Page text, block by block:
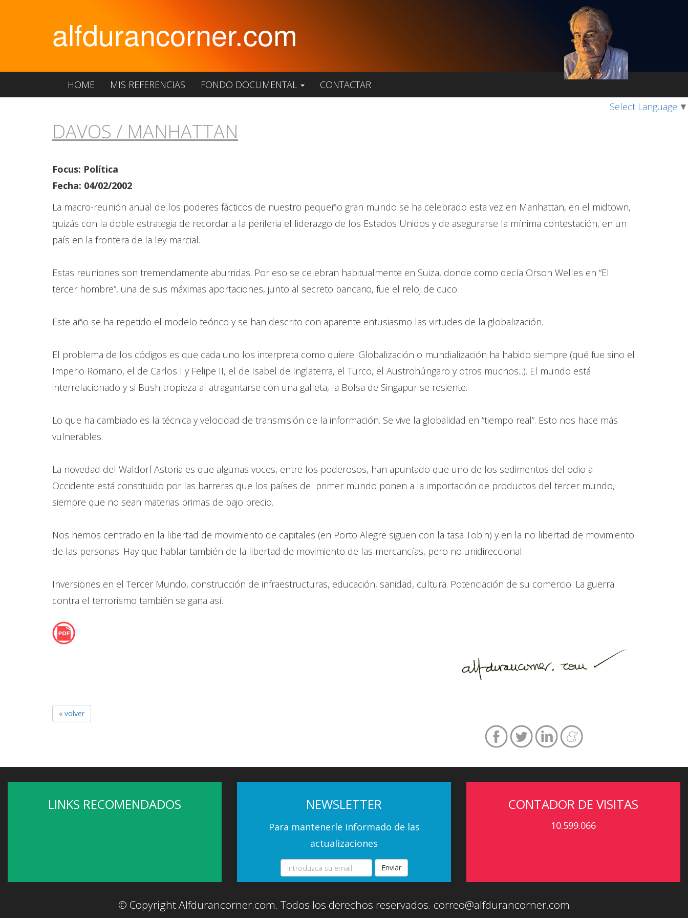
alfdurancorner.com
HOME MIS REFERENCIAS FONDO DOCUMENTAL
CONTACTAR
Select Language ▼
DAVOS / MANHATTAN
Focus: Política
Fecha: 04/02/2002
La macro-reunión anual de los poderes fácticos de nuestro pequeño gran mundo se ha celebrado esta vez en Manhattan, en el midtown,
quizás con la doble estrategia de recordar a la periferia el liderazgo de los Estados Unidos y de asegurarse la mínima contestación, en un
país en la frontera de la ley marcial.
Estas reuniones son tremendamente aburridas. Por eso se celebran habitualmente en Suiza, donde como decía Orson Welles en “El
tercer hombre”, una de sus máximas aportaciones, junto al secreto bancario, fue el reloj de cuco.
Este año se ha repetido el modelo teórico y se han descrito con aparente entusiasmo las virtudes de la globalización.
El problema de los códigos es que cada uno los interpreta como quiere. Globalización o mundialización ha habido siempre (qué fue sino el
Imperio Romano, el de Carlos I y Felipe II, el de Isabel de Inglaterra, el Turco, el Austrohúngaro y otros muchos...). El mundo está
interrelacionado y si Bush tropieza al atragantarse con una galleta, la Bolsa de Singapur se resiente.
Lo que ha cambiado es la técnica y velocidad de transmisión de la información. Se vive la globalidad en “tiempo real”. Esto nos hace más
vulnerables.
La novedad del Waldorf Astoria es que algunas voces, entre los poderosos, han apuntado que uno de los sedimentos del odio a
Occidente está constituido por las barreras que los países del primer mundo ponen a la importación de productos del tercer mundo,
siempre que no sean materias primas de bajo precio.
Nos hemos centrado en la libertad de movimiento de capitales (en Porto Alegre siguen con la tasa Tobin) y en la no libertad de movimiento
de las personas. Hay que hablar también de la libertad de movimiento de las mercancías, pero no unidireccional.
Inversiones en el Tercer Mundo, construcción de infraestructuras, educación, sanidad, cultura. Potenciación de su comercio. La guerra
contra el terrorismo también se gana así.
« volver
LINKS RECOMENDADOS NEWSLETTER
Para mantenerle informado de las
actualizaciones
Enviar
CONTADOR DE VISITAS
10.599.066
© Copyright Alfdurancorner.com. Todos los derechos reservados. correo@alfdurancorner.com